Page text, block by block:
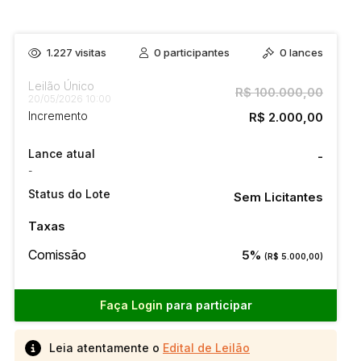
1.227 visitas 0 participantes 0 lances
Leilão Único
20/05/2026 10:00 R$ 100.000,00
Incremento R$ 2.000,00
Lance atual
-
-
Status do Lote
Sem Licitantes
Taxas
Comissão 5% (R$ 5.000,00)
Faça Login para participar
Leia atentamente o Edital de Leilão